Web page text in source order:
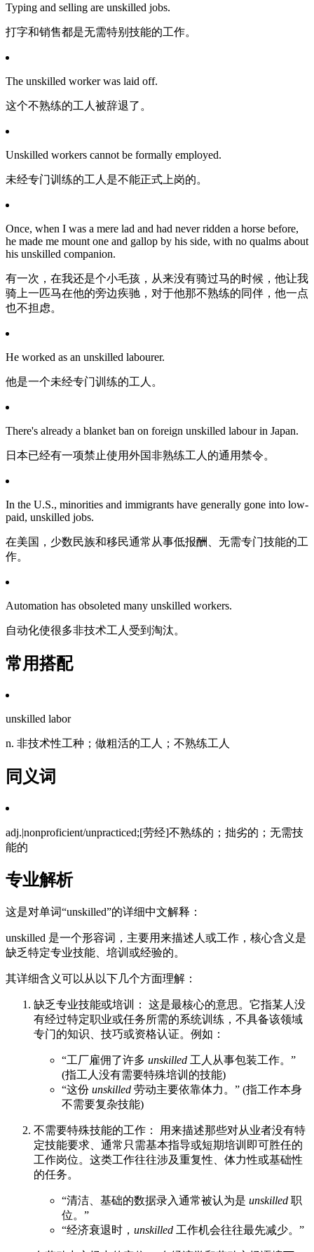
Typing and selling are unskilled jobs.
打字和销售都是无需特别技能的工作。
The unskilled worker was laid off.
这个不熟练的工人被辞退了。
Unskilled workers cannot be formally employed.
未经专门训练的工人是不能正式上岗的。
Once, when I was a mere lad and had never ridden a horse before,
he made me mount one and gallop by his side, with no qualms about
his unskilled companion.
有一次，在我还是个小毛孩，从来没有骑过马的时候，他让我
骑上一匹马在他的旁边疾驰，对于他那不熟练的同伴，他一点
也不担虑。
He worked as an unskilled labourer.
他是一个未经专门训练的工人。
There's already a blanket ban on foreign unskilled labour in Japan.
日本已经有一项禁止使用外国非熟练工人的通用禁令。
In the U.S., minorities and immigrants have generally gone into low-
paid, unskilled jobs.
在美国，少数民族和移民通常从事低报酬、无需专门技能的工
作。
Automation has obsoleted many unskilled workers.
自动化使很多非技术工人受到淘汰。
常用搭配
unskilled labor
n. 非技术性工种；做粗活的工人；不熟练工人
同义词
adj.|nonproficient/unpracticed;[劳经]不熟练的；拙劣的；无需技
能的
专业解析
这是对单词“unskilled”的详细中文解释：
unskilled 是一个形容词，主要用来描述人或工作，核心含义是
缺乏特定专业技能、培训或经验的。
其详细含义可以从以下几个方面理解：
缺乏专业技能或培训： 这是最核心的意思。它指某人没
有经过特定职业或任务所需的系统训练，不具备该领域
专门的知识、技巧或资格认证。例如：
“工厂雇佣了许多 unskilled 工人从事包装工作。”
(指工人没有需要特殊培训的技能)
“这份 unskilled 劳动主要依靠体力。” (指工作本身
不需要复杂技能)
不需要特殊技能的工作： 用来描述那些对从业者没有特
定技能要求、通常只需基本指导或短期培训即可胜任的
工作岗位。这类工作往往涉及重复性、体力性或基础性
的任务。
“清洁、基础的数据录入通常被认为是 unskilled 职
位。”
“经济衰退时， unskilled 工作机会往往最先减少。”